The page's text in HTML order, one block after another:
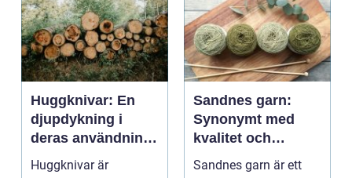
Huggknivar: En
djupdykning i
deras användning
och betydelse
Huggknivar är
Sandnes garn:
Synonymt med
kvalitet och
tradition
Sandnes garn är ett